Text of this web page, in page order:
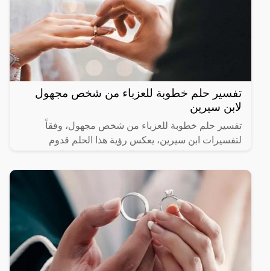
تفسير حلم خطوبة للعزباء من شخص مجهول
لابن سيرين
تفسير حلم خطوبة للعزباء من شخص مجهول، وفقاً
لتفسيرات ابن سيرين، يعكس رؤية هذا الحلم قدوم
جديدة أو تحديات